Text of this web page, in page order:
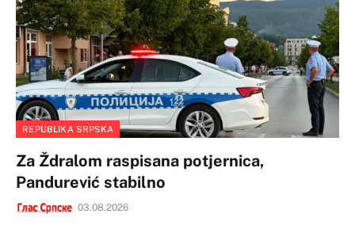
REPUBLIKA SRPSKA
Za Ždralom raspisana potjernica,
Pandurević stabilno
03.08.2026